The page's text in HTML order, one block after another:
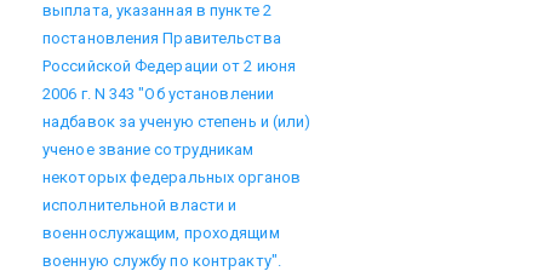
выплата, указанная в пункте 2
постановления Правительства
Российской Федерации от 2 июня
2006 г. N 343 "Об установлении
надбавок за ученую степень и (или)
ученое звание сотрудникам
некоторых федеральных органов
исполнительной власти и
военнослужащим, проходящим
военную службу по контракту".